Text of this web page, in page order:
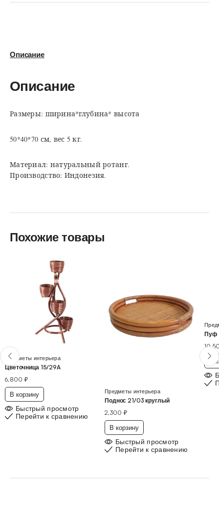
Описание
Описание
Размеры: ширина*глубина* высота
50*40*70 см, вес 5 кг.
Материал: натуральный ротанг.
Производство: Индонезия.
Похожие товары
Предметы интерьера
Цветочница 15/29A
6,800 ₽
В корзину
Быстрый просмотр
Перейти к сравнению
Предметы интерьера
Поднос 21/03 круглый
2,300 ₽
В корзину
Быстрый просмотр
Перейти к сравнению
Пуф
В